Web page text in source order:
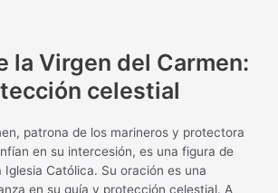
la Virgen del Carmen:
celestial
patrona de los marineros y protectora
en su intercesión, es una figura de
Católica. Su oración es una
en su guía y protección celestial. A